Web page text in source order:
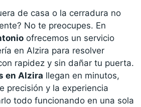
de casa o la cerradura no
No te preocupes. En
ofrecemos un servicio
en Alzira para resolver
rapidez y sin dañar tu puerta.
en Alzira llegan en minutos,
precisión y la experiencia
todo funcionando en una sola